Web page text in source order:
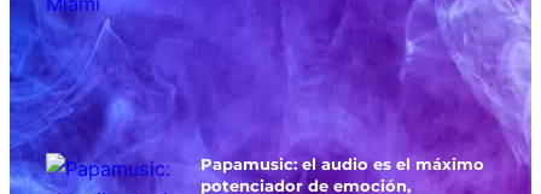
Papamusic: el audio es el máximo
potenciador de emoción,